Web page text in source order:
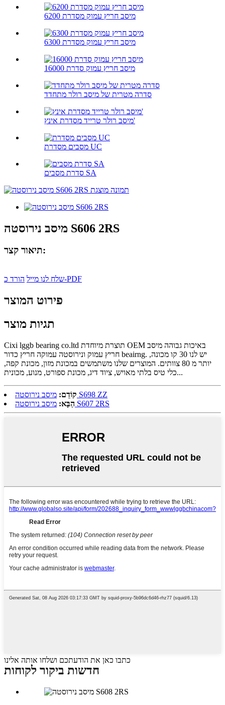
מיסב חריץ עמוק מסדרת 6200
מיסב חריץ עמוק מסדרת 6300
מיסב חריץ עמוק סדרת 16000
סדרה מטרית של מיסב רולר מתחדד
מיסב רולר טרייד מסדרת אינץ'
מסבים מסדרת UC
סדרת מסבים SA
מיסב נירוסטה S606 2RS
תיאור קצר:
שלח לנו מיילהורד כ-PDF
פירוט המוצר
תגיות מוצר
Cixi lggb bearing co.ltd תוצרת מיוחדת OEM באיכות גבוהה מיסב
חריץ עמוק ונירוסטה עמוקה חריץ כדור beairng. יש לנו 30 קו מכונה,
יותר מ 80 צוותים. המוצרים שלנו משתמשים במכונת מזון, מכונת קפה,
כלי טיס בלתי מאויש, ציוד דיג, מכונת ספורט, מנוע, מכונית...
קוֹדֵם: מיסב נירוסטה S698 ZZ
הַבָּא: מיסב נירוסטה S607 2RS
כתבו כאן את הודעתכם ושלחו אותה אלינו
חדשות ביקור לקוחות